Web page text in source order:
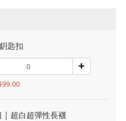
匙扣
| 超白超彈性長襪